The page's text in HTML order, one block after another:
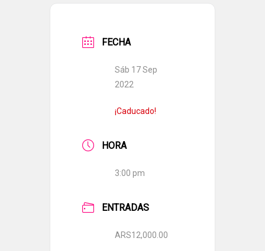
FECHA
Sáb 17 Sep
2022
¡Caducado!
HORA
3:00 pm
ENTRADAS
ARS12,000.00